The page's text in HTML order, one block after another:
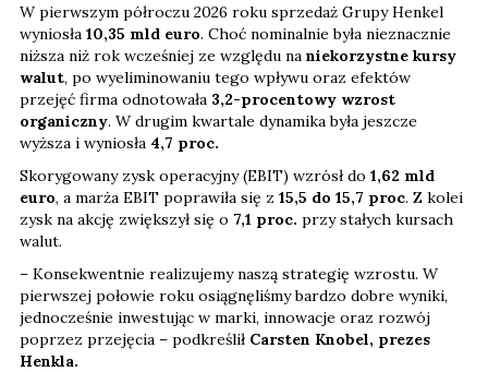
W pierwszym półroczu 2026 roku sprzedaż Grupy Henkel
wyniosła 10,35 mld euro. Choć nominalnie była nieznacznie
niższa niż rok wcześniej ze względu na niekorzystne kursy
walut, po wyeliminowaniu tego wpływu oraz efektów
przejęć firma odnotowała 3,2-procentowy wzrost
organiczny. W drugim kwartale dynamika była jeszcze
wyższa i wyniosła 4,7 proc.
Skorygowany zysk operacyjny (EBIT) wzrósł do 1,62 mld
euro, a marża EBIT poprawiła się z 15,5 do 15,7 proc. Z kolei
zysk na akcję zwiększył się o 7,1 proc. przy stałych kursach
walut.
– Konsekwentnie realizujemy naszą strategię wzrostu. W
pierwszej połowie roku osiągnęliśmy bardzo dobre wyniki,
jednocześnie inwestując w marki, innowacje oraz rozwój
poprzez przejęcia – podkreślił Carsten Knobel, prezes
Henkla.